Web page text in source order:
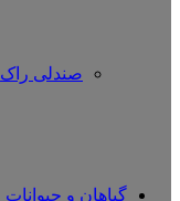
صندلی راک
گیاهان و حیوانات